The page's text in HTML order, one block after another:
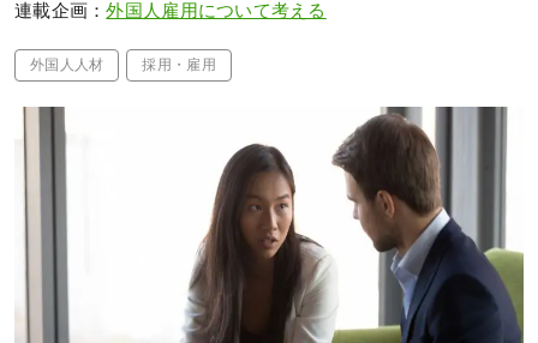
連載企画：外国人雇用について考える
外国人人材 採用・雇用